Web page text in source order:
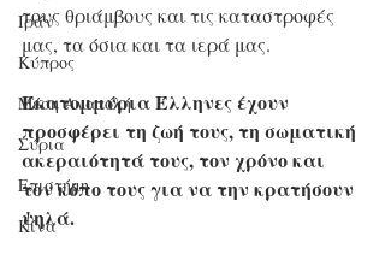
Ιράν
Κύπρος
Μέση Ανατολή
Σύρια
Επιστήμη
Kίνα
τους θριάμβους και τις καταστροφές
μας, τα όσια και τα ιερά μας.
Εκατομμύρια Έλληνες έχουν
προσφέρει τη ζωή τους, τη σωματική
ακεραιότητά τους, τον χρόνο και
τον κόπο τους για να την κρατήσουν
ψηλά.